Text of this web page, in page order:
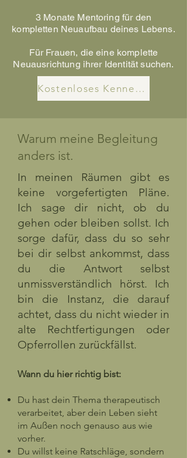
3 Monate Mentoring für den
kompletten Neuaufbau deines Lebens.
Für Frauen, die eine komplette
Neuausrichtung ihrer Identität suchen.
Kostenloses Kennenlernen
Warum meine Begleitung
anders ist.
In meinen Räumen gibt es
keine vorgefertigten Pläne.
Ich sage dir nicht, ob du
gehen oder bleiben sollst. Ich
sorge dafür, dass du so sehr
bei dir selbst ankommst, dass
du die Antwort selbst
unmissverständlich hörst. Ich
bin die Instanz, die darauf
achtet, dass du nicht wieder in
alte Rechtfertigungen oder
Opferrollen zurückfällst.
Wann du hier richtig bist:
Du hast dein Thema therapeutisch
verarbeitet, aber dein Leben sieht
im Außen noch genauso aus wie
vorher.
Du willst keine Ratschläge, sondern